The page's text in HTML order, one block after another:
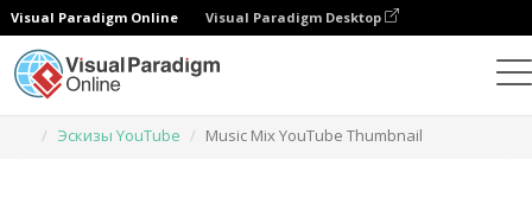
Visual Paradigm Online Visual Paradigm Desktop
Эскизы YouTube
Music Mix YouTube Thumbnail